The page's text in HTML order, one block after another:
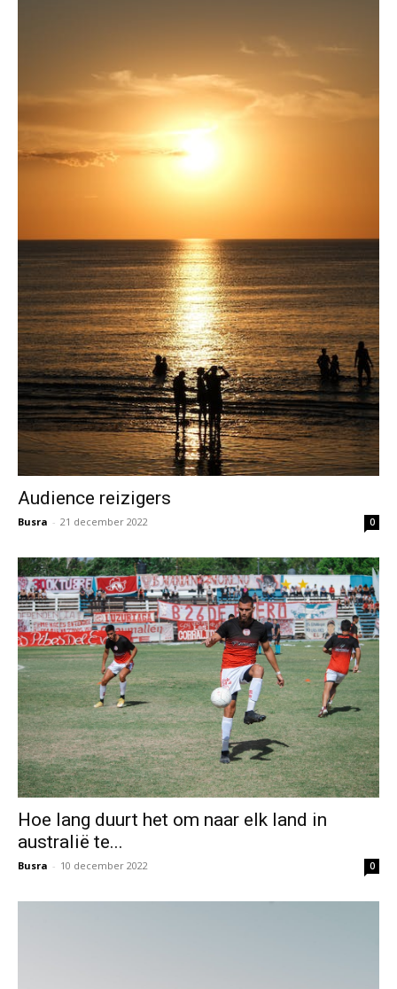
Audience reizigers
Busra - 21 december 2022 0
Hoe lang duurt het om naar elk land in
australië te...
Busra - 10 december 2022 0